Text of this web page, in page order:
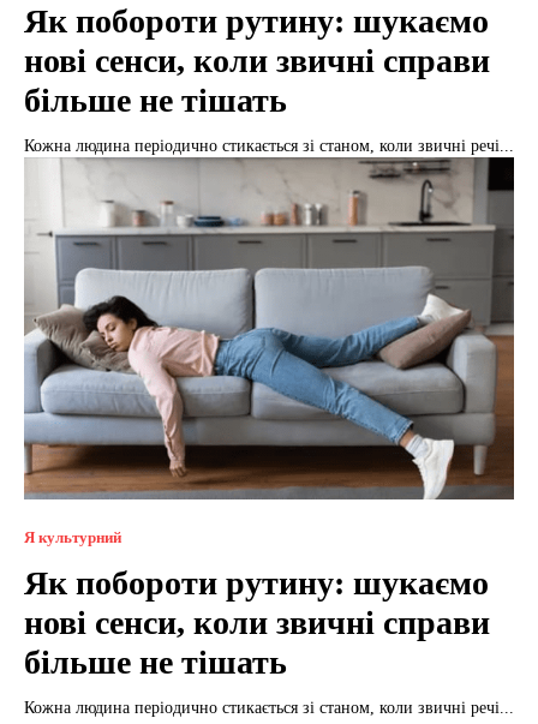
Як побороти рутину: шукаємо
нові сенси, коли звичні справи
більше не тішать
Кожна людина періодично стикається зі станом, коли звичні речі...
Я культурний
Як побороти рутину: шукаємо
нові сенси, коли звичні справи
більше не тішать
Кожна людина періодично стикається зі станом, коли звичні речі...